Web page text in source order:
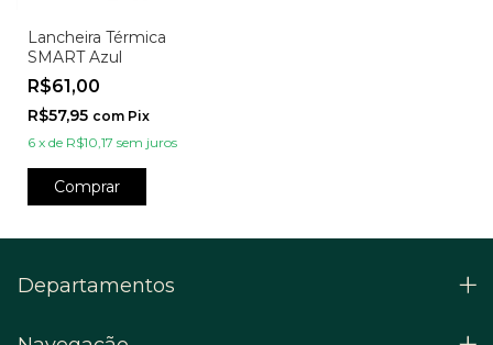
Lancheira Térmica
SMART Azul
R$61,00
R$57,95 com Pix
6 x de R$10,17 sem juros
Comprar
Departamentos